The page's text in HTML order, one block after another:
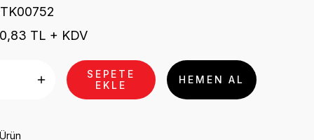
TL + KDV
SEPETE
EKLE
HEMEN AL